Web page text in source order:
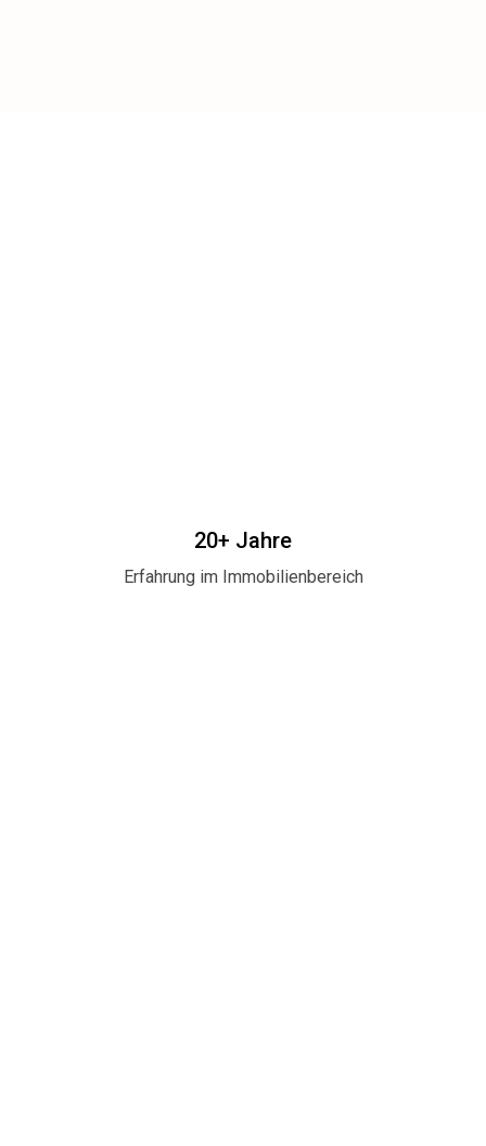
20+ Jahre
Erfahrung im Immobilienbereich